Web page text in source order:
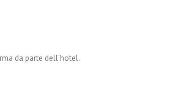
da parte dell’hotel.